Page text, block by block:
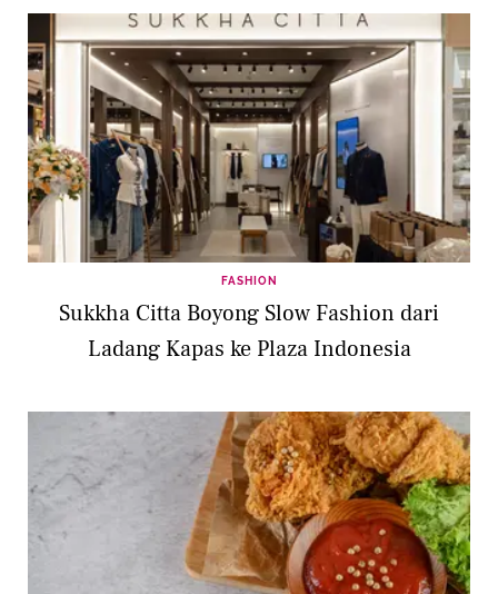
FASHION
Sukkha Citta Boyong Slow Fashion dari
Ladang Kapas ke Plaza Indonesia